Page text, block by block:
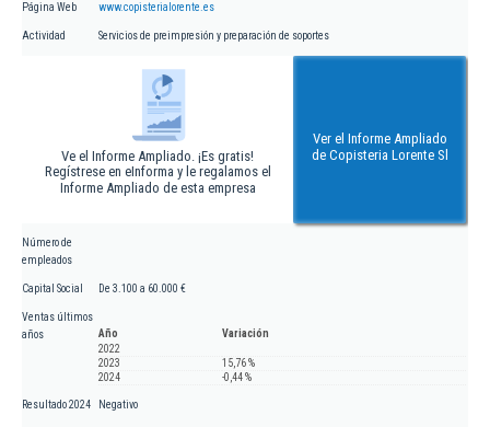
Página Web www.copisterialorente.es
Actividad Servicios de preimpresión y preparación de soportes
Ve el Informe Ampliado. ¡Es gratis!
Regístrese en eInforma y le regalamos el
Informe Ampliado de esta empresa
Ver el Informe Ampliado
de Copisteria Lorente Sl
Número de
empleados
Capital Social De 3.100 a 60.000 €
Ventas últimos
años
Año
Variación
2022
2023
15,76 %
2024
-0,44 %
Resultado 2024 Negativo